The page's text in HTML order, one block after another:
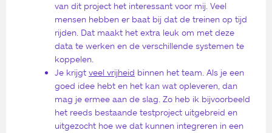
van dit project het interessant voor mij. Veel
mensen hebben er baat bij dat de treinen op tijd
rijden. Dat maakt het extra leuk om met deze
data te werken en de verschillende systemen te
koppelen.
Je krijgt veel vrijheid binnen het team. Als je een
goed idee hebt en het kan wat opleveren, dan
mag je ermee aan de slag. Zo heb ik bijvoorbeeld
het reeds bestaande testproject uitgebreid en
uitgezocht hoe we dat kunnen integreren in een